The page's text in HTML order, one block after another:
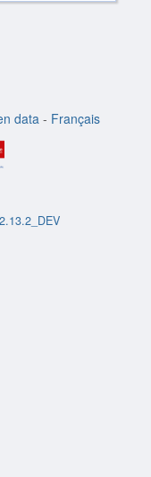
data- Français